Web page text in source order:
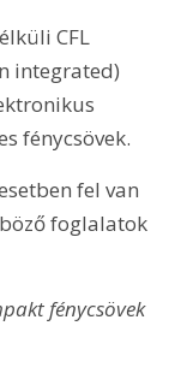
CFL
integrated)
fénycsövek.
fel van
foglalatok
fénycsövek